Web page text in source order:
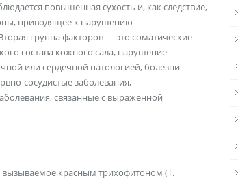
повышенная сухость и, как следствие,
приводящее к нарушению
группа факторов — это соматические
состава кожного сала, нарушение
или сердечной патологией, болезни
сосудистые заболевания,
связанные с выраженной
вызываемое красным трихофитоном (T.